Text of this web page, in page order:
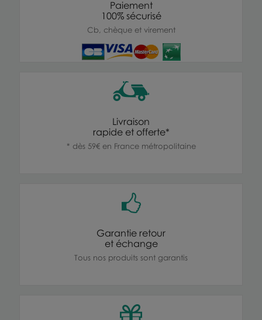
Paiement
100% sécurisé
Cb, chèque et virement
Livraison
rapide et offerte*
* dès 59€ en France métropolitaine
Garantie retour
et échange
Tous nos produits sont garantis